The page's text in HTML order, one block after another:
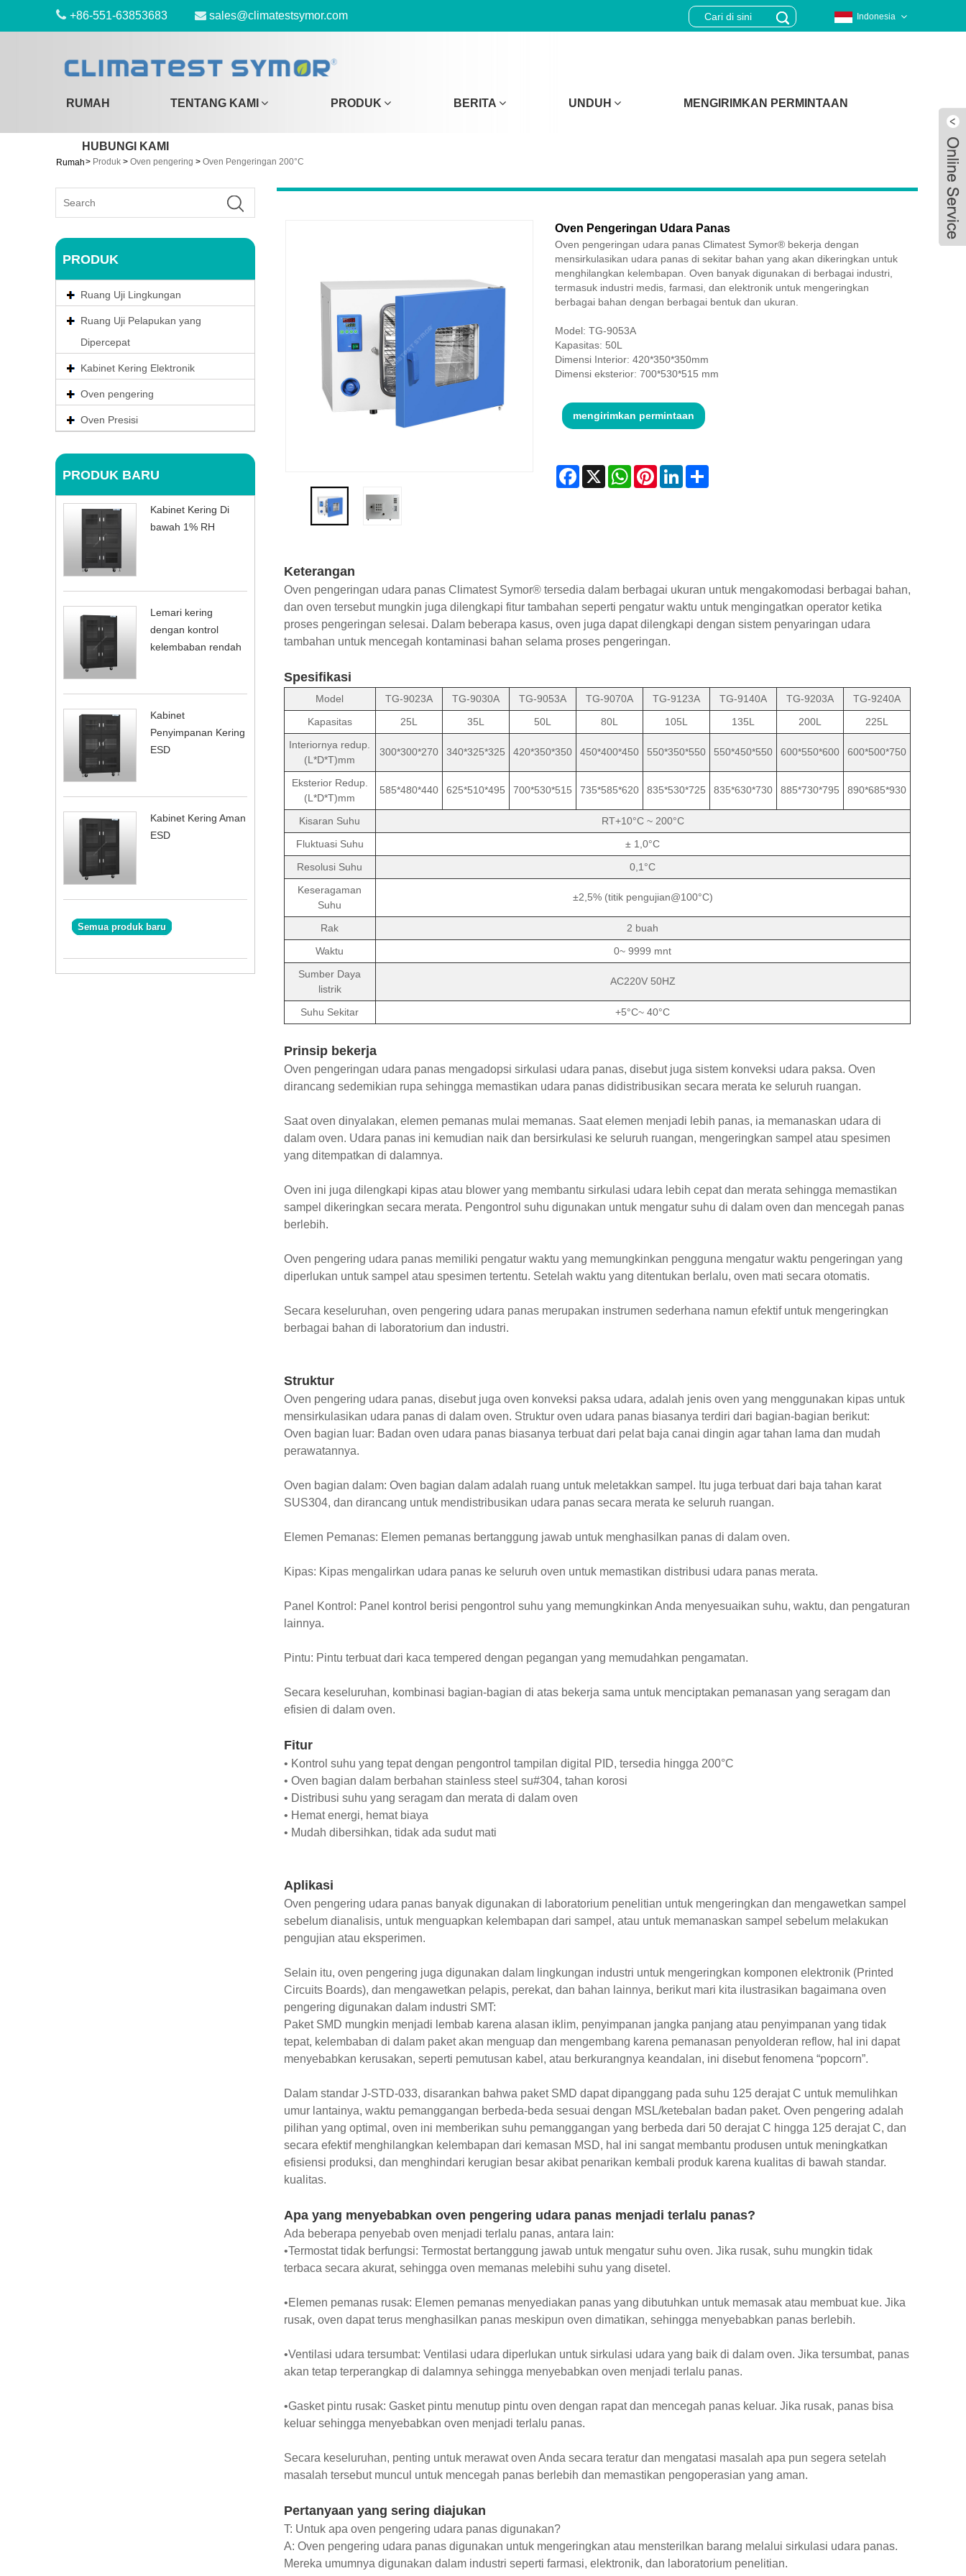
+86-551-63853683 sales@climatestsymor.com Indonesia
RUMAH TENTANG KAMI PRODUK BERITA UNDUH MENGIRIMKAN PERMINTAAN
HUBUNGI KAMI
Rumah> Produk > Oven pengering > Oven Pengeringan 200°C
PRODUK
Ruang Uji Lingkungan
Ruang Uji Pelapukan yang
Dipercepat
Kabinet Kering Elektronik
Oven pengering
Oven Presisi
PRODUK BARU
Kabinet Kering Di
bawah 1% RH
Lemari kering
dengan kontrol
kelembaban rendah
Kabinet
Penyimpanan Kering
ESD
Kabinet Kering Aman
ESD
Semua produk baru
Oven Pengeringan Udara Panas
Oven pengeringan udara panas Climatest Symor® bekerja dengan
mensirkulasikan udara panas di sekitar bahan yang akan dikeringkan untuk
menghilangkan kelembapan. Oven banyak digunakan di berbagai industri,
termasuk industri medis, farmasi, dan elektronik untuk mengeringkan
berbagai bahan dengan berbagai bentuk dan ukuran.
Model: TG-9053A
Kapasitas: 50L
Dimensi Interior: 420*350*350mm
Dimensi eksterior: 700*530*515 mm
mengirimkan permintaan
Facebook
X WhatsAppPinterestLinkedInShare
Keterangan
Oven pengeringan udara panas Climatest Symor® tersedia dalam berbagai ukuran untuk mengakomodasi berbagai bahan,
dan oven tersebut mungkin juga dilengkapi fitur tambahan seperti pengatur waktu untuk mengingatkan operator ketika
proses pengeringan selesai. Dalam beberapa kasus, oven juga dapat dilengkapi dengan sistem penyaringan udara
tambahan untuk mencegah kontaminasi bahan selama proses pengeringan.
Spesifikasi
Model TG-9023A TG-9030A TG-9053A TG-9070A TG-9123A TG-9140A TG-9203A
TG-9240A
Kapasitas
25L 35L 50L 80L 105L 135L 200L
225L
Interiornya redup.
(L*D*T)mm
300*300*270 340*325*325 420*350*350 450*400*450 550*350*550 550*450*550 600*550*600 600*500*750
Eksterior Redup.
(L*D*T)mm
585*480*440 625*510*495 700*530*515 735*585*620 835*530*725 835*630*730 885*730*795 890*685*930
Kisaran Suhu
RT+10°C ~ 200°C
Fluktuasi Suhu
± 1,0°C
Resolusi Suhu
0,1°C
Keseragaman
Suhu
±2,5% (titik pengujian@100°C)
Rak
2 buah
Waktu
0~ 9999 mnt
Sumber Daya
listrik
AC220V 50HZ
Suhu Sekitar +5°C~ 40°C
Prinsip bekerja
Oven pengeringan udara panas mengadopsi sirkulasi udara panas, disebut juga sistem konveksi udara paksa. Oven
dirancang sedemikian rupa sehingga memastikan udara panas didistribusikan secara merata ke seluruh ruangan.
Saat oven dinyalakan, elemen pemanas mulai memanas. Saat elemen menjadi lebih panas, ia memanaskan udara di
dalam oven. Udara panas ini kemudian naik dan bersirkulasi ke seluruh ruangan, mengeringkan sampel atau spesimen
yang ditempatkan di dalamnya.
Oven ini juga dilengkapi kipas atau blower yang membantu sirkulasi udara lebih cepat dan merata sehingga memastikan
sampel dikeringkan secara merata. Pengontrol suhu digunakan untuk mengatur suhu di dalam oven dan mencegah panas
berlebih.
Oven pengering udara panas memiliki pengatur waktu yang memungkinkan pengguna mengatur waktu pengeringan yang
diperlukan untuk sampel atau spesimen tertentu. Setelah waktu yang ditentukan berlalu, oven mati secara otomatis.
Secara keseluruhan, oven pengering udara panas merupakan instrumen sederhana namun efektif untuk mengeringkan
berbagai bahan di laboratorium dan industri.
Struktur
Oven pengering udara panas, disebut juga oven konveksi paksa udara, adalah jenis oven yang menggunakan kipas untuk
mensirkulasikan udara panas di dalam oven. Struktur oven udara panas biasanya terdiri dari bagian-bagian berikut:
Oven bagian luar: Badan oven udara panas biasanya terbuat dari pelat baja canai dingin agar tahan lama dan mudah
perawatannya.
Oven bagian dalam: Oven bagian dalam adalah ruang untuk meletakkan sampel. Itu juga terbuat dari baja tahan karat
SUS304, dan dirancang untuk mendistribusikan udara panas secara merata ke seluruh ruangan.
Elemen Pemanas: Elemen pemanas bertanggung jawab untuk menghasilkan panas di dalam oven.
Kipas: Kipas mengalirkan udara panas ke seluruh oven untuk memastikan distribusi udara panas merata.
Panel Kontrol: Panel kontrol berisi pengontrol suhu yang memungkinkan Anda menyesuaikan suhu, waktu, dan pengaturan
lainnya.
Pintu: Pintu terbuat dari kaca tempered dengan pegangan yang memudahkan pengamatan.
Secara keseluruhan, kombinasi bagian-bagian di atas bekerja sama untuk menciptakan pemanasan yang seragam dan
efisien di dalam oven.
Fitur
• Kontrol suhu yang tepat dengan pengontrol tampilan digital PID, tersedia hingga 200°C
• Oven bagian dalam berbahan stainless steel su#304, tahan korosi
• Distribusi suhu yang seragam dan merata di dalam oven
• Hemat energi, hemat biaya
• Mudah dibersihkan, tidak ada sudut mati
Aplikasi
Oven pengering udara panas banyak digunakan di laboratorium penelitian untuk mengeringkan dan mengawetkan sampel
sebelum dianalisis, untuk menguapkan kelembapan dari sampel, atau untuk memanaskan sampel sebelum melakukan
pengujian atau eksperimen.
Selain itu, oven pengering juga digunakan dalam lingkungan industri untuk mengeringkan komponen elektronik (Printed
Circuits Boards), dan mengawetkan pelapis, perekat, dan bahan lainnya, berikut mari kita ilustrasikan bagaimana oven
pengering digunakan dalam industri SMT:
Paket SMD mungkin menjadi lembab karena alasan iklim, penyimpanan jangka panjang atau penyimpanan yang tidak
tepat, kelembaban di dalam paket akan menguap dan mengembang karena pemanasan penyolderan reflow, hal ini dapat
menyebabkan kerusakan, seperti pemutusan kabel, atau berkurangnya keandalan, ini disebut fenomena “popcorn”.
Dalam standar J-STD-033, disarankan bahwa paket SMD dapat dipanggang pada suhu 125 derajat C untuk memulihkan
umur lantainya, waktu pemanggangan berbeda-beda sesuai dengan MSL/ketebalan badan paket. Oven pengering adalah
pilihan yang optimal, oven ini memberikan suhu pemanggangan yang berbeda dari 50 derajat C hingga 125 derajat C, dan
secara efektif menghilangkan kelembapan dari kemasan MSD, hal ini sangat membantu produsen untuk meningkatkan
efisiensi produksi, dan menghindari kerugian besar akibat penarikan kembali produk karena kualitas di bawah standar.
kualitas.
Apa yang menyebabkan oven pengering udara panas menjadi terlalu panas?
Ada beberapa penyebab oven menjadi terlalu panas, antara lain:
•Termostat tidak berfungsi: Termostat bertanggung jawab untuk mengatur suhu oven. Jika rusak, suhu mungkin tidak
terbaca secara akurat, sehingga oven memanas melebihi suhu yang disetel.
•Elemen pemanas rusak: Elemen pemanas menyediakan panas yang dibutuhkan untuk memasak atau membuat kue. Jika
rusak, oven dapat terus menghasilkan panas meskipun oven dimatikan, sehingga menyebabkan panas berlebih.
•Ventilasi udara tersumbat: Ventilasi udara diperlukan untuk sirkulasi udara yang baik di dalam oven. Jika tersumbat, panas
akan tetap terperangkap di dalamnya sehingga menyebabkan oven menjadi terlalu panas.
•Gasket pintu rusak: Gasket pintu menutup pintu oven dengan rapat dan mencegah panas keluar. Jika rusak, panas bisa
keluar sehingga menyebabkan oven menjadi terlalu panas.
Secara keseluruhan, penting untuk merawat oven Anda secara teratur dan mengatasi masalah apa pun segera setelah
masalah tersebut muncul untuk mencegah panas berlebih dan memastikan pengoperasian yang aman.
Pertanyaan yang sering diajukan
T: Untuk apa oven pengering udara panas digunakan?
A: Oven pengering udara panas digunakan untuk mengeringkan atau mensterilkan barang melalui sirkulasi udara panas.
Mereka umumnya digunakan dalam industri seperti farmasi, elektronik, dan laboratorium penelitian.